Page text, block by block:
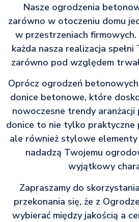
Nasze ogrodzenia
zarówno w otoczeniu domu
w przestrzeniach firmowych.
każda nasza realizacja
zarówno pod względem
Oprócz ogrodzeń
donice betonowe, które
nowoczesne trendy aranżacji
donice to nie tylko praktyczne
ale również stylowe
nadadzą Twojemu
wyjątkowy
Zapraszamy do
przekonania się, że z
wybierać między jakością a